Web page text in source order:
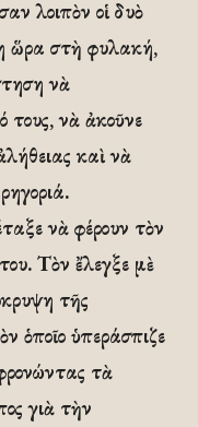
λοιπὸν οἱ δυὸ
ὥρα στὴ φυλακή,
νὰ
τους, νὰ ἀκοῦνε
καὶ νὰ
νὰ φέρουν τὸν
Τὸν ἔλεγξε μὲ
τῆς
ὁποῖο ὑπεράσπιζε
τὰ
γιὰ τὴν